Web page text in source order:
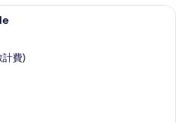
One Queen Bed, Accessible | 客房
計費)